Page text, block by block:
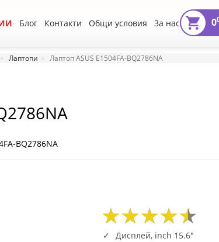
Блог Контакти Общи условия За нас 0
Лаптопи Лаптоп ASUS E1504FA-BQ2786NA
BQ2786NA
Дисплей, inch 15.6"